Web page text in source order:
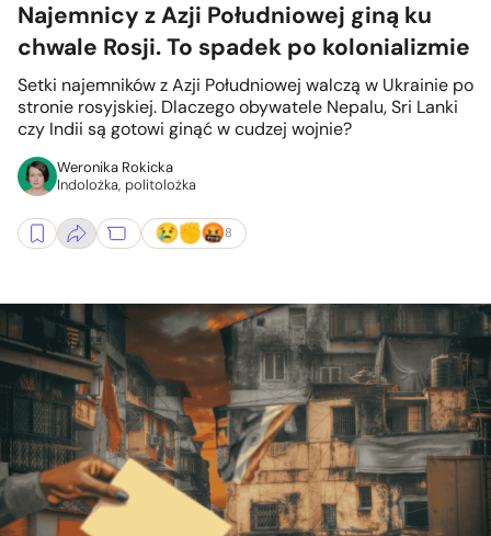
Najemnicy z Azji Południowej giną ku
chwale Rosji. To spadek po kolonializmie
Setki najemników z Azji Południowej walczą w Ukrainie po
stronie rosyjskiej. Dlaczego obywatele Nepalu, Sri Lanki
czy Indii są gotowi ginąć w cudzej wojnie?
Weronika Rokicka
Indolożka, politolożka
8